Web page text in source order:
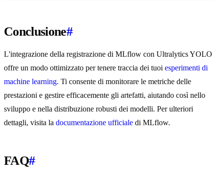
Conclusione#
L'integrazione della registrazione di MLflow con Ultralytics YOLO
offre un modo ottimizzato per tenere traccia dei tuoi esperimenti di
machine learning. Ti consente di monitorare le metriche delle
prestazioni e gestire efficacemente gli artefatti, aiutando così nello
sviluppo e nella distribuzione robusti dei modelli. Per ulteriori
dettagli, visita la documentazione ufficiale di MLflow.
FAQ#